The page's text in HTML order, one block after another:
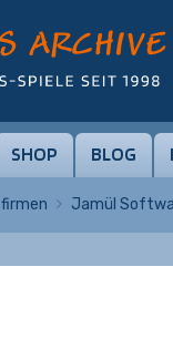
SHOP BLOG
Jamül